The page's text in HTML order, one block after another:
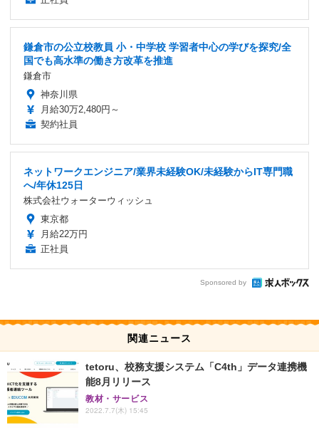
鎌倉市の公立校教員 小・中学校 学習者中心の学びを探究/全
国でも高水準の働き方改革を推進
鎌倉市
神奈川県
月給30万2,480円～
契約社員
ネットワークエンジニア/業界未経験OK/未経験からIT専門職
へ/年休125日
株式会社ウォーターウィッシュ
東京都
月給22万円
正社員
Sponsored by
関連ニュース
tetoru、校務支援システム「C4th」データ連携機
能8月リリース
教材・サービス
2022.7.7(木) 15:45